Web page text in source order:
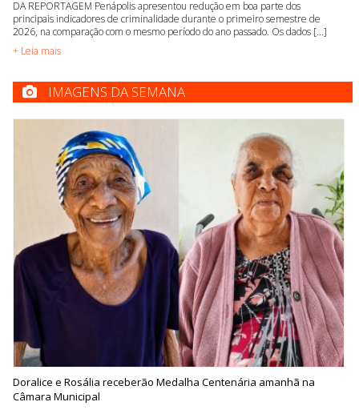
DA REPORTAGEM Penápolis apresentou redução em boa parte dos
principais indicadores de criminalidade durante o primeiro semestre de
2026, na comparação com o mesmo período do ano passado. Os dados [...]
+ Leia mais
IMAGENS DA SEMANA
Doralice e Rosália receberão Medalha Centenária amanhã na
Câmara Municipal